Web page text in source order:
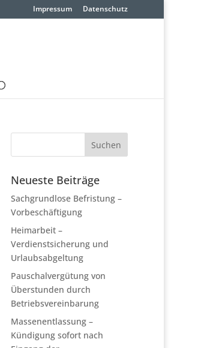
Impressum Datenschutz
Neueste Beiträge
Sachgrundlose Befristung –
Vorbeschäftigung
Heimarbeit –
Verdienstsicherung und
Urlaubsabgeltung
Pauschalvergütung von
Überstunden durch
Betriebsvereinbarung
Massenentlassung –
Kündigung sofort nach